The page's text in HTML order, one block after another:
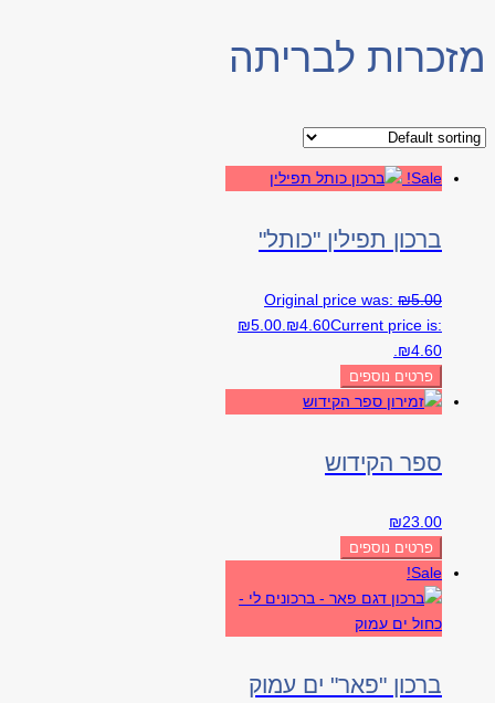
מזכרות לבריתה
Sale!
ברכון תפילין "כותל"
₪5.00
Original price was:
₪5.00. ₪4.60Current price is:
₪4.60.
פרטים נוספים
ספר הקידוש
₪23.00
פרטים נוספים
Sale!
ברכון "פאר" ים עמוק